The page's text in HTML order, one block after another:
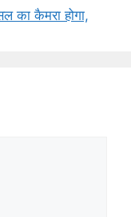
का कैमरा होगा,